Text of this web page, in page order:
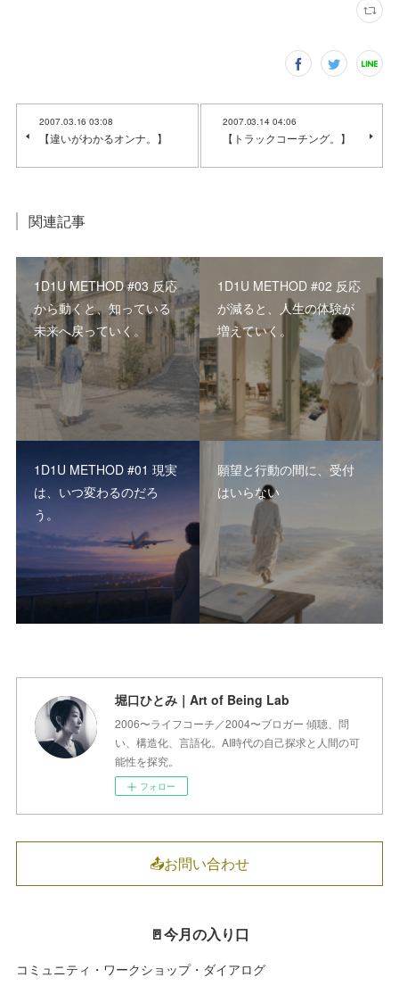
2007.03.16 03:08
【違いがわかるオンナ。】
2007.03.14 04:06
【トラックコーチング。】
関連記事
1D1U METHOD #03 反応
から動くと、知っている
未来へ戻っていく。
1D1U METHOD #02 反応
が減ると、人生の体験が
増えていく。
1D1U METHOD #01 現実
は、いつ変わるのだろ
う。
願望と行動の間に、受付
はいらない
堀口ひとみ｜Art of Being Lab
2006〜ライフコーチ／2004〜ブロガー 傾聴、問
い、構造化、言語化。AI時代の自己探求と人間の可
能性を探究。
フォロー
📤お問い合わせ
🚪今月の入り口
コミュニティ・ワークショップ・ダイアログ